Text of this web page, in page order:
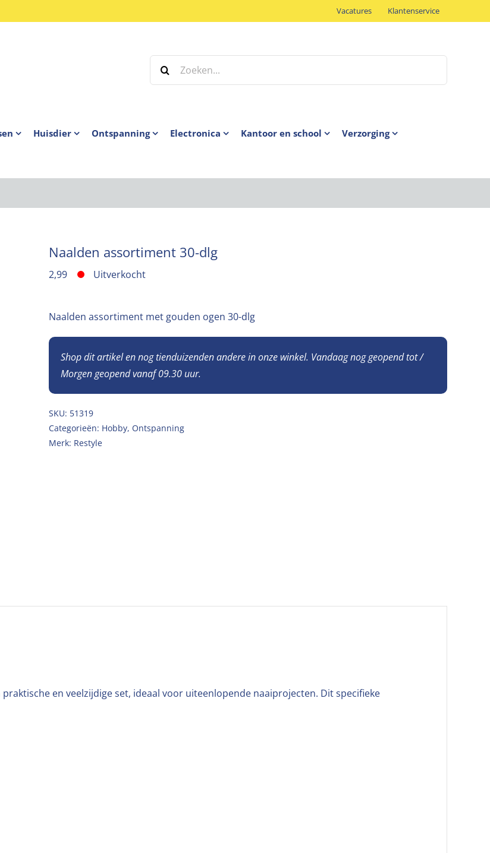
Vacatures Klantenservice
Zoeken
naar:
Huisdier Ontspanning Electronica Kantoor en school Verzorging
Naalden assortiment 30-dlg
2,99 Uitverkocht
Naalden assortiment met gouden ogen 30-dlg
Shop dit artikel en nog tienduizenden andere in onze winkel. Vandaag nog geopend tot /
Morgen geopend vanaf 09.30 uur.
SKU: 51319
Categorieën: Hobby, Ontspanning
Merk: Restyle
en veelzijdige set, ideaal voor uiteenlopende naaiprojecten. Dit specifieke